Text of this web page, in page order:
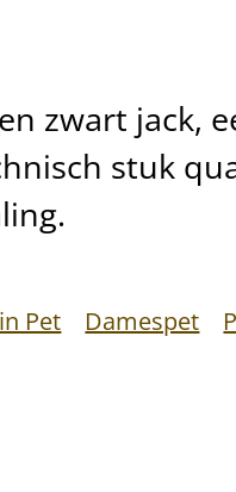
zwart jack,
stuk
Pet Damespet